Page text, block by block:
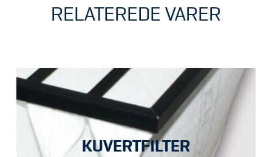
RELATEREDE VARER
KUVERTFILTER